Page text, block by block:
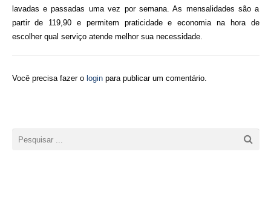
lavadas e passadas uma vez por semana. As mensalidades são a
partir de 119,90 e permitem praticidade e economia na hora de
escolher qual serviço atende melhor sua necessidade.
Você precisa fazer o loginpara publicar um comentário.